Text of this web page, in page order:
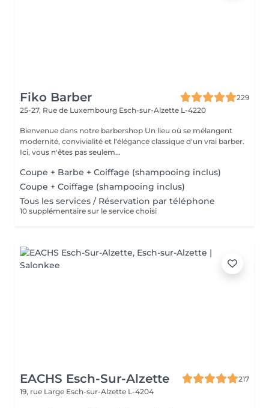
Fiko Barber
229
25-27, Rue de Luxembourg Esch-sur-Alzette L-4220
Bienvenue dans notre barbershop Un lieu où se mélangent
modernité, convivialité et l'élégance classique d'un vrai barber.
Ici, vous n'êtes pas seulem...
Coupe + Barbe + Coiffage (shampooing inclus)
Coupe + Coiffage (shampooing inclus)
Tous les services / Réservation par téléphone
10 supplémentaire sur le service choisi
EACHS Esch-Sur-Alzette
217
19, rue Large Esch-sur-Alzette L-4204